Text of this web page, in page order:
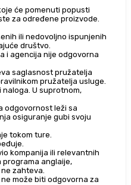
će pomenuti popusti
za određene proizvode.
ili nedovoljno ispunjenih
društvo.
i agencija nije odgovorna
saglasnost pružatelja
pružatelja usluge.
U suprotnom,
odgovornost leži sa
osiguranje gubi svoju
tokom ture.
kompanija ili relevantnih
programa anglaije,
zahteva.
može biti odgovorna za